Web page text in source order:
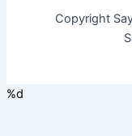
Copyright
%d